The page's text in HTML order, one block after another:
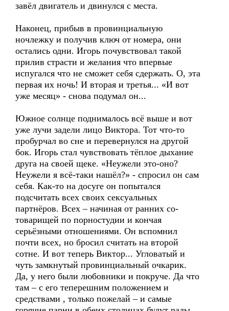
завёл двигатель и двинулся с места.
Наконец, прибыв в провинциальную
ночлежку и получив ключ от номера, они
остались одни. Игорь почувствовал такой
прилив страсти и желания что впервые
испугался что не сможет себя сдержать. О, эта
первая их ночь! И вторая и третья... «И вот
уже месяц» - снова подумал он...
Южное солнце поднималось всё выше и вот
уже лучи задели лицо Виктора. Тот что-то
пробурчал во сне и перевернулся на другой
бок. Игорь стал чувствовать тёплое дыхание
друга на своей щеке. «Неужели это-оно?
Неужели я всё-таки нашёл?» - спросил он сам
себя. Как-то на досуге он попытался
подсчитать всех своих сексуальных
партнёров. Всех – начиная от ранних со-
товарищей по порностудии и кончая
серьёзными отношениями. Он вспомнил
почти всех, но бросил считать на второй
сотне. И вот теперь Виктор... Угловатый и
чуть замкнутый провинциальный очкарик.
Да, у него были любовники и покруче. Да что
там – с его теперешним положением и
средствами , только пожелай – и самые